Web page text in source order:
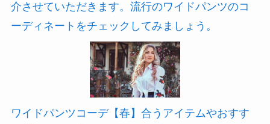
介させていただきます。流行のワイドパンツのコ
ーディネートをチェックしてみましょう。
ワイドパンツコーデ【春】合うアイテムやおすす